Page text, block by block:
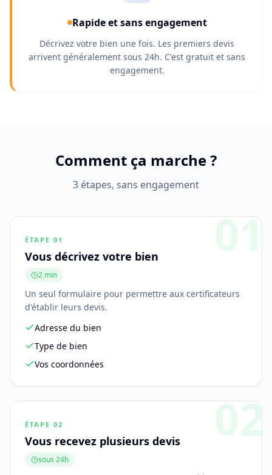
Rapide et sans engagement
Décrivez votre bien une fois. Les premiers devis
arrivent généralement sous 24h. C'est gratuit et sans
engagement.
Comment ça marche ?
3 étapes, sans engagement
01
ÉTAPE 01
Vous décrivez votre bien
2 min
Un seul formulaire pour permettre aux certificateurs
d'établir leurs devis.
Adresse du bien
Type de bien
Vos coordonnées
02
ÉTAPE 02
Vous recevez plusieurs devis
sous 24h